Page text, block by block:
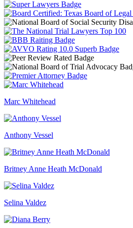
Marc Whitehead
Anthony Vessel
Britney Anne Heath McDonald
Selina Valdez